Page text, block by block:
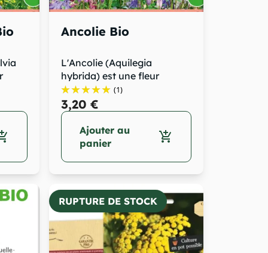
Ancolie Bio
L'Ancolie (Aquilegia
hybrida) est une fleur
vivace de la...
(1)
3,20 €
Ajouter au
panier
add_shopping_cart
RUPTURE DE STOCK